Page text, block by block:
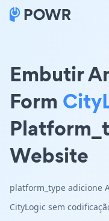
Embutir
Form
Website
platform_type adicione
CityLogic sem